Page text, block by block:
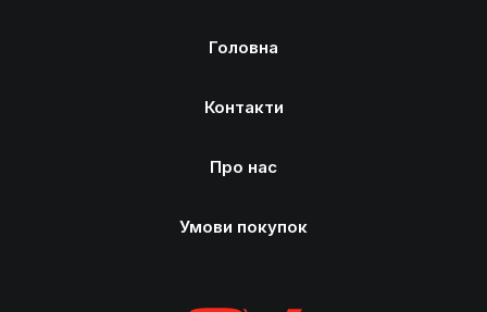
Головна
Контакти
Про нас
Умови покупок